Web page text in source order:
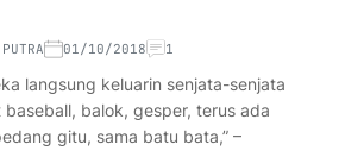
01/10/2018 1
langsung keluarin senjata-senjata
balok, gesper, terus ada
gitu, sama batu bata,” –